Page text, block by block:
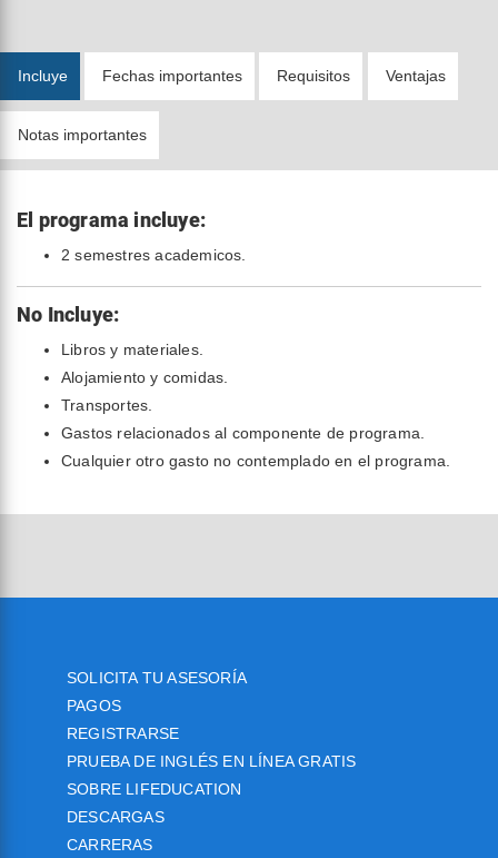
Incluye Fechas importantes Requisitos Ventajas
Notas importantes
El programa incluye:
2 semestres academicos.
No Incluye:
Libros y materiales.
Alojamiento y comidas.
Transportes.
Gastos relacionados al componente de programa.
Cualquier otro gasto no contemplado en el programa.
SOLICITA TU ASESORÍA
PAGOS
REGISTRARSE
PRUEBA DE INGLÉS EN LÍNEA GRATIS
SOBRE LIFEDUCATION
DESCARGAS
CARRERAS